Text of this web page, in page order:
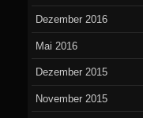
Dezember 2016
Mai 2016
Dezember 2015
November 2015